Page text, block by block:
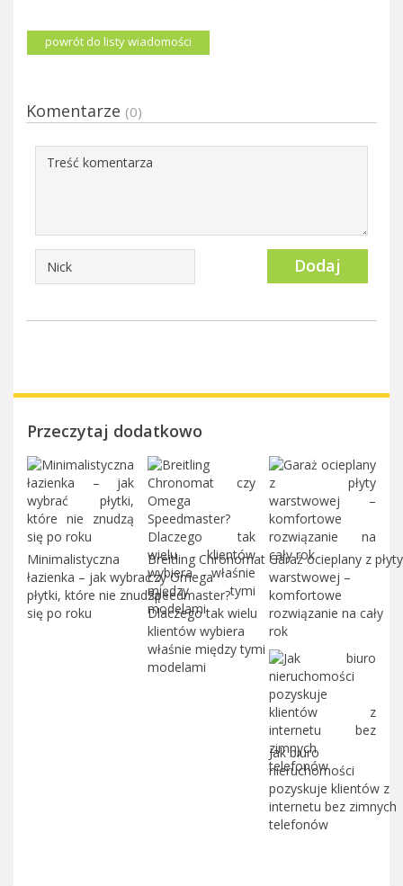
powrót do listy wiadomości
Komentarze (0)
Dodaj
Przeczytaj dodatkowo
Minimalistyczna
łazienka – jak wybrać
płytki, które nie znudzą
się po roku
Breitling Chronomat
czy Omega
Speedmaster?
Dlaczego tak wielu
klientów wybiera
właśnie między tymi
modelami
Garaż ocieplany z płyty
warstwowej –
komfortowe
rozwiązanie na cały
rok
Jak biuro
nieruchomości
pozyskuje klientów z
internetu bez zimnych
telefonów